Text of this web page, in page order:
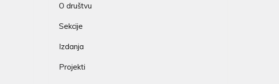
O društvu
Sekcije
Izdanja
Projekti